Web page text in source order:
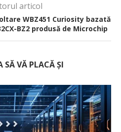
articol
WBZ451 Curiosity bazată
BZ2 produsă de Microchip
SĂ VĂ PLACĂ ȘI